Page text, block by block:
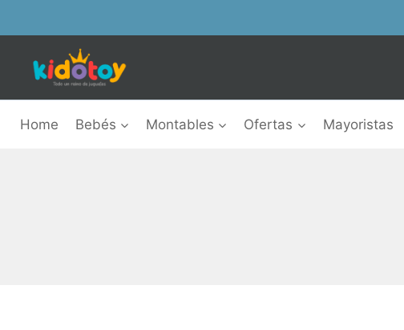
to
Home Bebés Montables Ofertas Mayoristas